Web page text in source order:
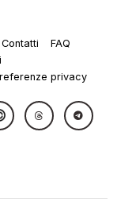
Contatti
FAQ
privacy